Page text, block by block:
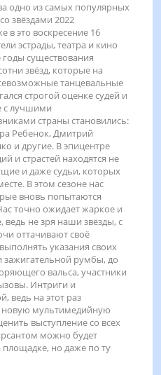
одно из самых популярных
звёздами 2022
в это воскресение 16
эстрады, театра и кино
годы существования
звёзд, которые на
танцевальные
строгой оценке судей и
с лучшими
страны становились:
Ребенок, Дмитрий
и другие. В эпицентре
и страстей находятся не
и даже судьи, которых
В этом сезоне нас
вновь попытаются
точно ожидает жаркое и
не зря наши звёзды, с
оттачивают своё
указания своих
зажигательной румбы, до
вальса, участники
Интриги и
ведь на этот раз
новую мультимедийную
выступление со всех
можно будет
площадке, но даже по ту